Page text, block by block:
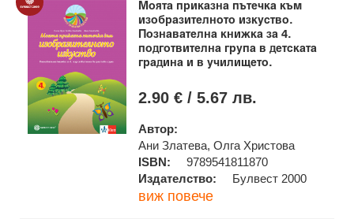
Моята приказна пътечка към
изобразителното изкуство.
Познавателна книжка за 4.
подготвителна група в детската
градина и в училището.
2.90 € / 5.67 лв.
Автор:
Ани Златева, Олга Христова
ISBN:
9789541811870
Издателство:
Булвест 2000
виж повече